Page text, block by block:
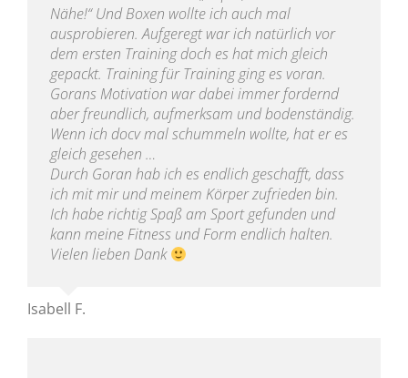
Nähe!“ Und Boxen wollte ich auch mal
ausprobieren. Aufgeregt war ich natürlich vor
dem ersten Training doch es hat mich gleich
gepackt. Training für Training ging es voran.
Gorans Motivation war dabei immer fordernd
aber freundlich, aufmerksam und bodenständig.
Wenn ich docv mal schummeln wollte, hat er es
gleich gesehen …
Durch Goran hab ich es endlich geschafft, dass
ich mit mir und meinem Körper zufrieden bin.
Ich habe richtig Spaß am Sport gefunden und
kann meine Fitness und Form endlich halten.
Vielen lieben Dank
Isabell F.